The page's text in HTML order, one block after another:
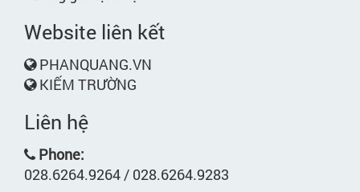
Website liên kết
PHANQUANG.VN
KIẾM TRƯỜNG
Liên hệ
Phone:
028.6264.9264 / 028.6264.9283